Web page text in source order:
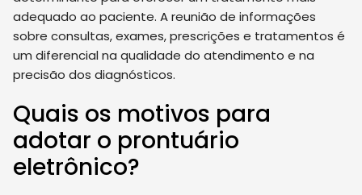
adequado ao paciente. A reunião de informações
sobre consultas, exames, prescrições e tratamentos é
um diferencial na qualidade do atendimento e na
precisão dos diagnósticos.
Quais os motivos para
adotar o prontuário
eletrônico?